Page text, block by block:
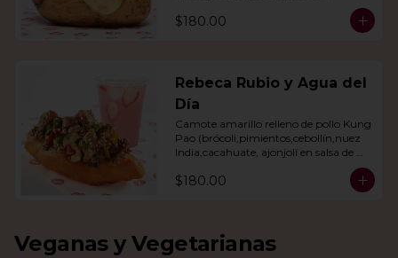
agua del día.
$180.00
Rebeca Rubio y Agua del
Día
Camote amarillo relleno de pollo Kung
Pao (brócoli,pimientos,cebollín,nuez
India,cacahuate, ajonjolí en salsa de
$180.00
Veganas y Vegetarianas